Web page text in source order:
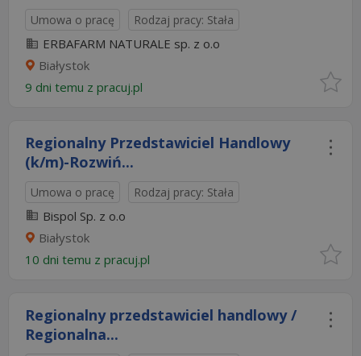
Umowa o pracę Rodzaj pracy: Stała
ERBAFARM NATURALE sp. z o.o
Białystok
9 dni temu z pracuj.pl
Regionalny Przedstawiciel Handlowy
(k/m)-Rozwiń...
Umowa o pracę Rodzaj pracy: Stała
Bispol Sp. z o.o
Białystok
10 dni temu z pracuj.pl
Regionalny przedstawiciel handlowy /
Regionalna...